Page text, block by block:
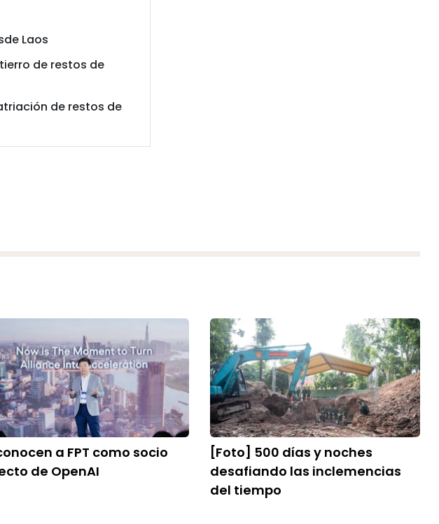
Laos
de restos de
de restos de
a FPT como socio
de OpenAI
[Foto] 500 días y noches
desafiando las inclemencias
del tiempo